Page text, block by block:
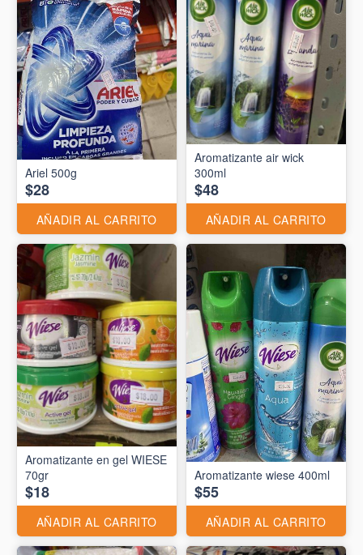
Ariel 500g
$28
AÑADIR AL CARRITO
Aromatizante air wick
300ml
$48
AÑADIR AL CARRITO
Aromatizante en gel WIESE
70gr
$18
AÑADIR AL CARRITO
Aromatizante wiese 400ml
$55
AÑADIR AL CARRITO